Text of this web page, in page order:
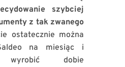
szybciej
z tak zwanego
ostatecznie można
na miesiąc i
wyrobić dobie